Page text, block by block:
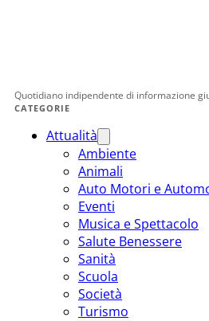
Quotidiano indipendente di informazione
CATEGORIE
Attualità
Ambiente
Animali
Auto Motori e
Eventi
Musica e Spettacolo
Salute Benessere
Sanità
Scuola
Società
Turismo